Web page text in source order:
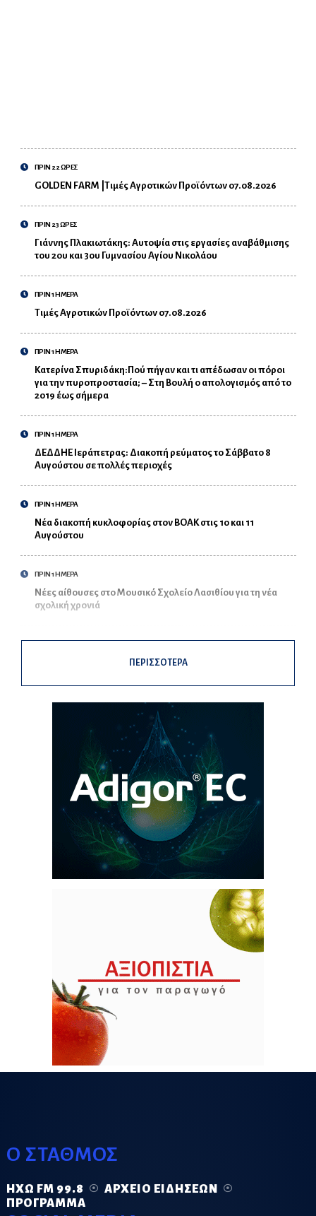
ΠΡΙΝ 22 ΩΡΕΣ
GOLDEN FARM |Τιμές Αγροτικών Προϊόντων 07.08.2026
ΠΡΙΝ 23 ΩΡΕΣ
Γιάννης Πλακιωτάκης: Αυτοψία στις εργασίες αναβάθμισης
του 2ου και 3ου Γυμνασίου Αγίου Νικολάου
ΠΡΙΝ 1 ΗΜΕΡΑ
Τιμές Αγροτικών Προϊόντων 07.08.2026
ΠΡΙΝ 1 ΗΜΕΡΑ
Κατερίνα Σπυριδάκη:Πού πήγαν και τι απέδωσαν οι πόροι
για την πυροπροστασία; – Στη Βουλή ο απολογισμός από το
2019 έως σήμερα
ΠΡΙΝ 1 ΗΜΕΡΑ
ΔΕΔΔΗΕ Ιεράπετρας: Διακοπή ρεύματος το Σάββατο 8
Αυγούστου σε πολλές περιοχές
ΠΡΙΝ 1 ΗΜΕΡΑ
Νέα διακοπή κυκλοφορίας στον ΒΟΑΚ στις 10 και 11
Αυγούστου
ΠΡΙΝ 1 ΗΜΕΡΑ
Νέες αίθουσες στο Μουσικό Σχολείο Λασιθίου για τη νέα
σχολική χρονιά
ΠΕΡΙΣΣΟΤΕΡΑ
Ο ΣΤΑΘΜΟΣ
ΗΧΏ FM 99.8
ΑΡΧΕΊΟ ΕΙΔΉΣΕΩΝ
ΠΡΌΓΡΑΜΜΑ